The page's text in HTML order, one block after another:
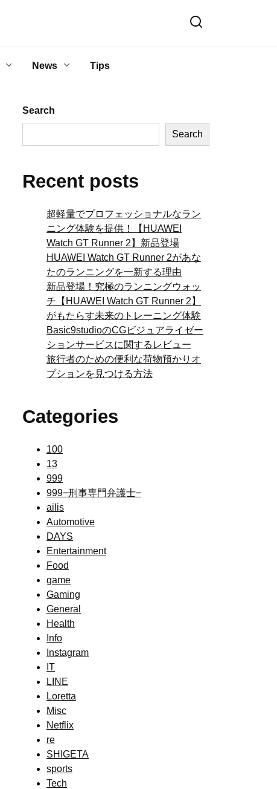
News Tips
Search
Search
Recent posts
超軽量でプロフェッショナルなラン
ニング体験を提供！【HUAWEI
Watch GT Runner 2】新品登場
HUAWEI Watch GT Runner 2があな
たのランニングを一新する理由
新品登場！究極のランニングウォッ
チ【HUAWEI Watch GT Runner 2】
がもたらす未来のトレーニング体験
Basic9studioのCGビジュアライゼー
ションサービスに関するレビュー
旅行者のための便利な荷物預かりオ
プションを見つける方法
Categories
100
13
999
999−刑事専門弁護士−
ailis
Automotive
DAYS
Entertainment
Food
game
Gaming
General
Health
Info
Instagram
IT
LINE
Loretta
Misc
Netflix
re
SHIGETA
sports
Tech